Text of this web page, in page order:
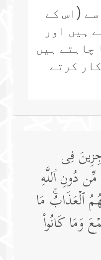
(اس کے
ہیں اور
چاہتے ہیں
کرتے
فِی
دُونِ ٱللَّهِ
ٱلۡعَذَابُۚ مَا
وَمَا كَانُوا۟